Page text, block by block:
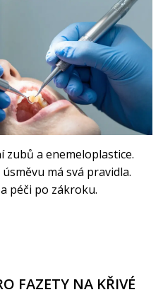
zubů a enemeloplastice.
má svá pravidla.
péči po zákroku.
FAZETY NA KŘIVÉ